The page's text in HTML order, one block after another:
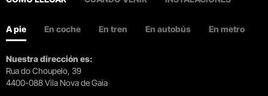
A pie En coche En tren En autobús En metro
Nuestra dirección es:
Rua do Choupelo, 39
4400-088 Vila Nova de Gaia